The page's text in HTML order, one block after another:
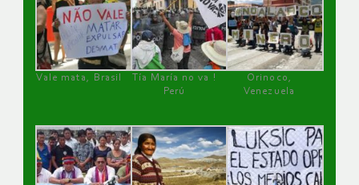
Vale mata, Brasil
Tía María no va !
Perú
Orinoco,
Venezuela